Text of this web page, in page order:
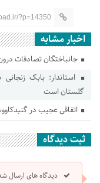
?p=14350
اخبار مشابه
جانباختگان تصادفات درون‌شهری
گلستان است
اتفاقی عجیب در‌
ثبت دیدگاه
دیدگاه های ارسال